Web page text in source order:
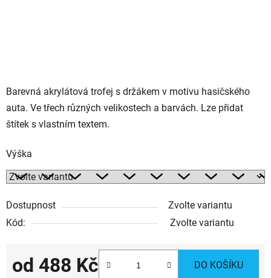
Barevná akrylátová trofej s držákem v motivu hasičského
auta. Ve třech různých velikostech a barvách. Lze přidat
štítek s vlastním textem.
Výška
Dostupnost
Zvolte variantu
Kód:
Zvolte variantu
od 488 Kč DO KOŠÍKU